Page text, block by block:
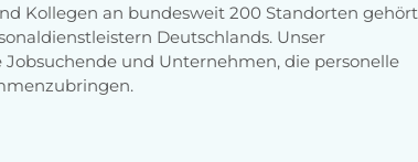
Kollegen an bundesweit 200 Standorten gehört
Deutschlands. Unser
und Unternehmen, die personelle